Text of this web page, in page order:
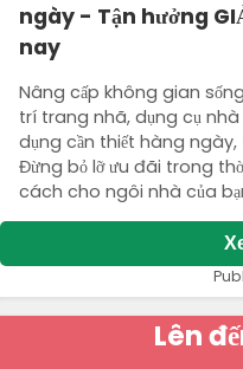
ngày - Tận hưởng
nay
Nâng cấp không gian
trí trang nhã, dụng cụ
dụng cần thiết hàng ngày,
Đừng bỏ lỡ ưu đãi trong
cách cho ngôi nhà của
Lên